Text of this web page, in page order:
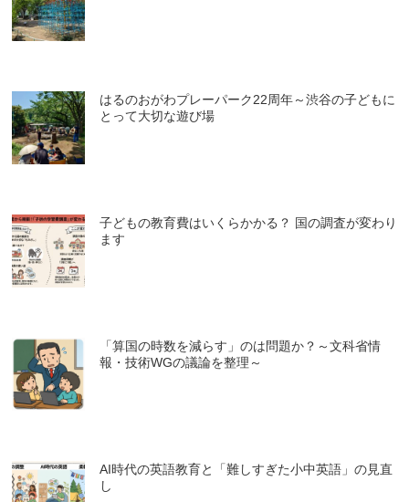
はるのおがわプレーパーク22周年～渋谷の子どもに
とって大切な遊び場
子どもの教育費はいくらかかる？ 国の調査が変わり
ます
「算国の時数を減らす」のは問題か？～文科省情
報・技術WGの議論を整理～
AI時代の英語教育と「難しすぎた小中英語」の見直
し